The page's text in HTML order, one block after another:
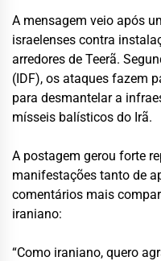
A mensagem veio após
israelenses contra
arredores de Teerã.
(IDF), os ataques fazem
para desmantelar a
mísseis balísticos do Irã.
A postagem gerou forte
manifestações tanto de
comentários mais
iraniano:
“Como iraniano, quero